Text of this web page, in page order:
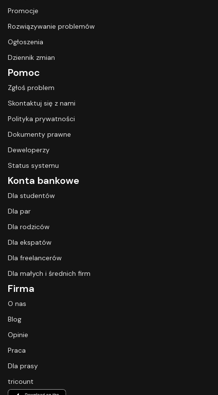
Promocje
Rozwiązywanie problemów
Ogłoszenia
Dziennik zmian
Pomoc
Zgłoś problem
Skontaktuj się z nami
Polityka prywatności
Dokumenty prawne
Deweloperzy
Status systemu
Konta bankowe
Dla studentów
Dla par
Dla rodziców
Dla ekspatów
Dla freelancerów
Dla małych i średnich firm
Firma
O nas
Blog
Opinie
Praca
Dla prasy
tricount